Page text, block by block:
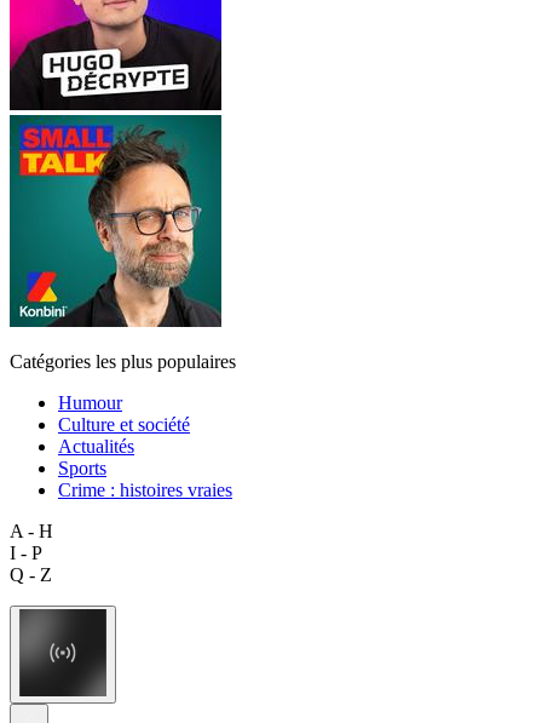
Catégories les plus populaires
Humour
Culture et société
Actualités
Sports
Crime : histoires vraies
A - H
I - P
Q - Z